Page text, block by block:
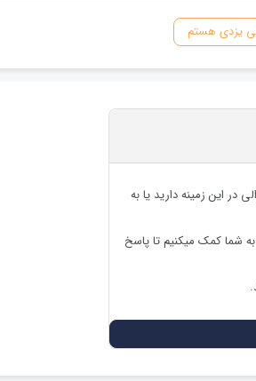
یزدی هستم
در این زمینه دارید یا به
شما کمک میکنیم تا پاسخ